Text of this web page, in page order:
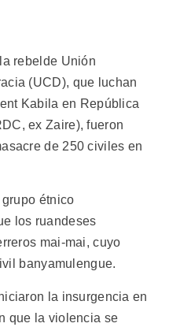
rebelde Unión
(UCD), que luchan
Kabila en República
ex Zaire), fueron
de 250 civiles en
étnico
los ruandeses
mai-mai, cuyo
banyamulengue.
la insurgencia en
que la violencia se